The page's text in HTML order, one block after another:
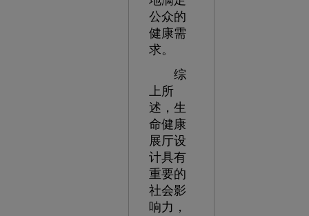
公众的
健康需
求。
综
上所
述，生
命健康
展厅设
计具有
重要的
社会影
响力，